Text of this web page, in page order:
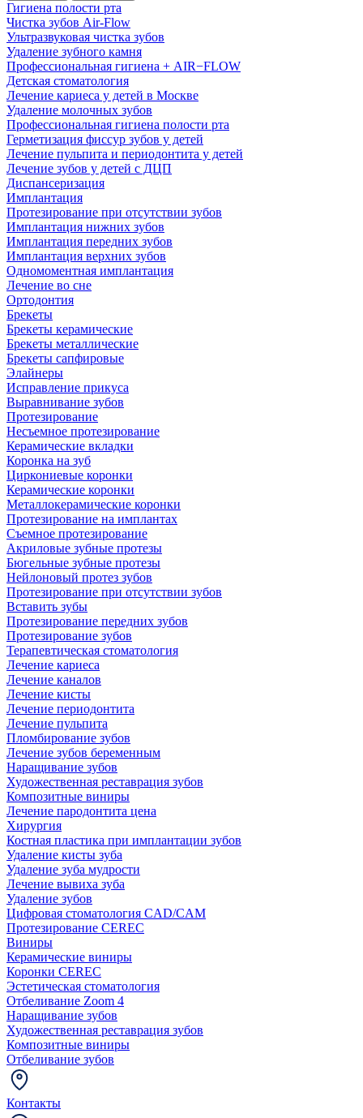
Гигиена полости рта
Чистка зубов Air-Flow
Ультразвуковая чистка зубов
Удаление зубного камня
Профессиональная гигиена + AIR−FLOW
Детская стоматология
Лечение кариеса у детей в Москве
Удаление молочных зубов
Профессиональная гигиена полости рта
Герметизация фиссур зубов у детей
Лечение пульпита и периодонтита у детей
Лечение зубов у детей с ДЦП
Диспансеризация
Имплантация
Протезирование при отсутствии зубов
Имплантация нижних зубов
Имплантация передних зубов
Имплантация верхних зубов
Одномоментная имплантация
Лечение во сне
Ортодонтия
Брекеты
Брекеты керамические
Брекеты металлические
Брекеты сапфировые
Элайнеры
Исправление прикуса
Выравнивание зубов
Протезирование
Несъемное протезирование
Керамические вкладки
Коронка на зуб
Циркониевые коронки
Керамические коронки
Металлокерамические коронки
Протезирование на имплантах
Съемное протезирование
Акриловые зубные протезы
Бюгельные зубные протезы
Нейлоновый протез зубов
Протезирование при отсутствии зубов
Вставить зубы
Протезирование передних зубов
Протезирование зубов
Терапевтическая стоматология
Лечение кариеса
Лечение каналов
Лечение кисты
Лечение периодонтита
Лечение пульпита
Пломбирование зубов
Лечение зубов беременным
Наращивание зубов
Художественная реставрация зубов
Композитные виниры
Лечение пародонтита цена
Хирургия
Костная пластика при имплантации зубов
Удаление кисты зуба
Удаление зуба мудрости
Лечение вывиха зуба
Удаление зубов
Цифровая стоматология CAD/CAM
Протезирование CEREC
Виниры
Керамические виниры
Коронки CEREC
Эстетическая стоматология
Отбеливание Zoom 4
Наращивание зубов
Художественная реставрация зубов
Композитные виниры
Отбеливание зубов
Контакты